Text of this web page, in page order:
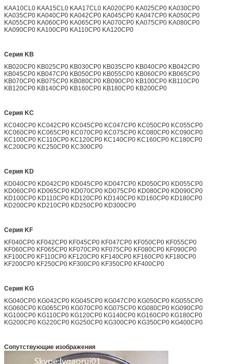
KAA10CL0 KAA15CL0 KAA17CL0 KA020CP0 KA025CP0 KA030CP0
KA035CP0 KA040CP0 KA042CP0 KA045CP0 KA047CP0 KA050CP0
KA055CP0 KA060CP0 KA065CP0 KA070CP0 KA075CP0 KA080CP0
KA090CP0 KA100CP0 KA110CP0 KA120CP0
Серия KB
KB020CP0 KB025CP0 KB030CP0 KB035CP0 KB040CP0 KB042CP0
KB045CP0 KB047CP0 KB050CP0 KB055CP0 KB060CP0 KB065CP0
KB070CP0 KB075CP0 KB080CP0 KB090CP0 KB100CP0 KB110CP0
KB120CP0 KB140CP0 KB160CP0 KB180CP0 KB200CP0
Серия KC
KC040CP0 KC042CP0 KC045CP0 KC047CP0 KC050CP0 KC055CP0
KC060CP0 KC065CP0 KC070CP0 KC075CP0 KC080CP0 KC090CP0
KC100CP0 KC110CP0 KC120CP0 KC140CP0 KC160CP0 KC180CP0
KC200CP0 KC250CP0 KC300CP0
Серия KD
KD040CP0 KD042CP0 KD045CP0 KD047CP0 KD050CP0 KD055CP0
KD060CP0 KD065CP0 KD070CP0 KD075CP0 KD080CP0 KD090CP0
KD100CP0 KD110CP0 KD120CP0 KD140CP0 KD160CP0 KD180CP0
KD200CP0 KD210CP0 KD250CP0 KD300CP0
Серия KF
KF040CP0 KF042CP0 KF045CP0 KF047CP0 KF050CP0 KF055CP0
KF060CP0 KF065CP0 KF070CP0 KF075CP0 KF080CP0 KF090CP0
KF100CP0 KF110CP0 KF120CP0 KF140CP0 KF160CP0 KF180CP0
KF200CP0 KF250CP0 KF300CP0 KF350CP0 KF400CP0
Серия KG
KG040CP0 KG042CP0 KG045CP0 KG047CP0 KG050CP0 KG055CP0
KG060CP0 KG065CP0 KG070CP0 KG075CP0 KG080CP0 KG090CP0
KG100CP0 KG110CP0 KG120CP0 KG140CP0 KG160CP0 KG180CP0
KG200CP0 KG220CP0 KG250CP0 KG300CP0 KG350CP0 KG400CP0
Сопутствующие изображения